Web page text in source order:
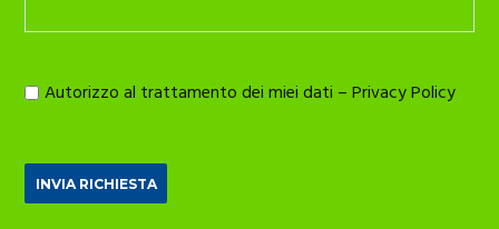
Autorizzo al trattamento dei miei dati –Privacy Policy